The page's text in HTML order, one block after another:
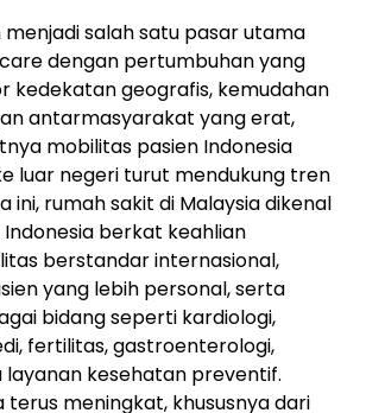
menjadi salah satu pasar utama
dengan pertumbuhan yang
kedekatan geografis, kemudahan
antarmasyarakat yang erat,
mobilitas pasien Indonesia
luar negeri turut mendukung tren
ini, rumah sakit di Malaysia dikenal
Indonesia berkat keahlian
berstandar internasional,
yang lebih personal, serta
bidang seperti kardiologi,
fertilitas, gastroenterologi,
layanan kesehatan preventif.
terus meningkat, khususnya dari